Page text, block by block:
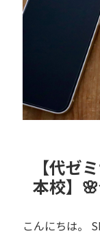
【代ゼ
本校】
こんにちは。